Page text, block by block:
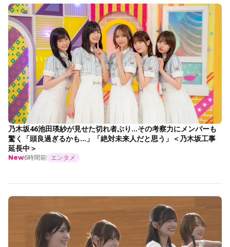
乃木坂46池田瑛紗が見せた切れ者ぶり…その考察力にメンバーも
驚く「頭良過ぎるかも…」「絶対未来人だと思う」＜乃木坂工事
延長中＞
New6時間前 エンタメ